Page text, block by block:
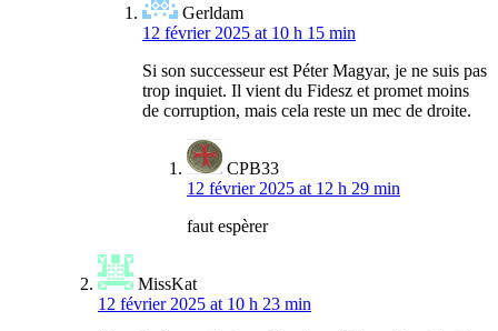
Gerldam
12 février 2025 at 10 h 15 min
Si son successeur est Péter Magyar, je ne suis pas
trop inquiet. Il vient du Fidesz et promet moins
de corruption, mais cela reste un mec de droite.
CPB33
12 février 2025 at 12 h 29 min
faut espèrer
MissKat
12 février 2025 at 10 h 23 min